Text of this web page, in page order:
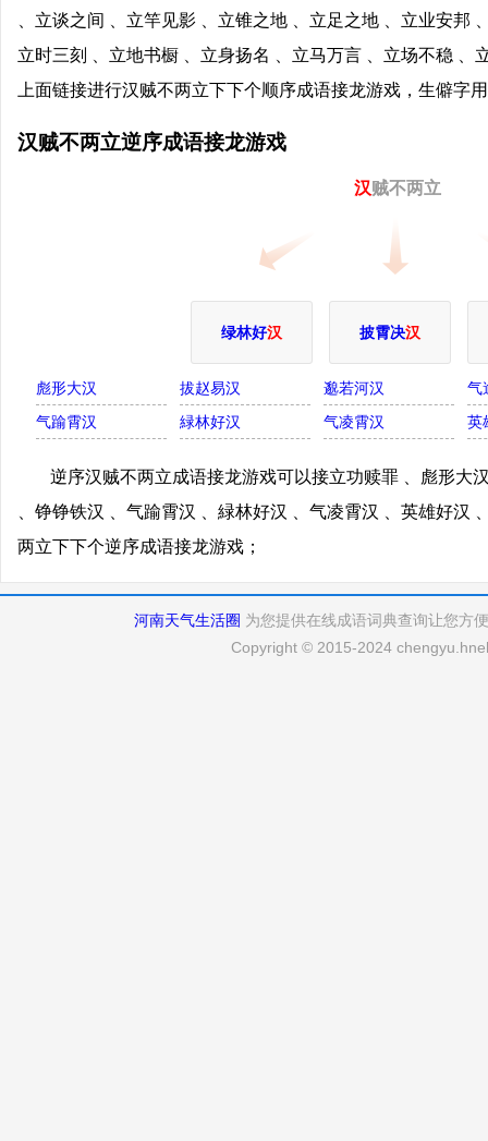
、立谈之间 、立竿见影 、立锥之地 、立足之地 、立业安邦
立时三刻 、立地书橱 、立身扬名 、立马万言 、立场不稳 、
上面链接进行汉贼不两立下下个顺序成语接龙游戏，生僻字
汉贼不两立逆序成语接龙游戏
汉贼不两立
绿林好汉 披霄决汉
彪形大汉 拔赵易汉 邈若河汉
气
气踰霄汉
緑林好汉 气凌霄汉 英
逆序汉贼不两立成语接龙游戏可以接立功赎罪 、彪形大
、铮铮铁汉 、气踰霄汉 、緑林好汉 、气凌霄汉 、英雄好汉
两立下下个逆序成语接龙游戏；
河南天气生活圈 为您提供在线成语词典查询让您方
Copyright © 2015-2024